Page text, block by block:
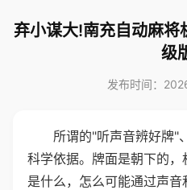
弃小谋大!南充自动麻
级
发布时间：
所谓的"听声音辨好牌"
科学依据。牌面是朝下的
是什么，怎么可能通过声